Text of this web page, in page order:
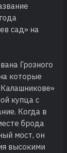
сад» на
Грозного
которые
купца с
Когда в
брода
мост, он
высокими